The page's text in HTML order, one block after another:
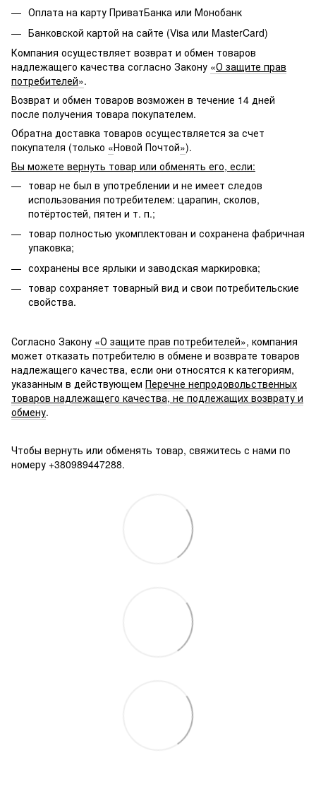
Оплата на карту ПриватБанка или Монобанк
Банковской картой на сайте (Visa или MasterCard)
Компания осуществляет возврат и обмен товаров
надлежащего качества согласно Закону «О защите прав
потребителей».
Возврат и обмен товаров возможен в течение 14 дней
после получения товара покупателем.
Обратна доставка товаров осуществляется за счет
покупателя (только «Новой Почтой»).
Вы можете вернуть товар или обменять его, если:
товар не был в употреблении и не имеет следов
использования потребителем: царапин, сколов,
потёртостей, пятен и т. п.;
товар полностью укомплектован и сохранена фабричная
упаковка;
сохранены все ярлыки и заводская маркировка;
товар сохраняет товарный вид и свои потребительские
свойства.
Согласно Закону «О защите прав потребителей», компания
может отказать потребителю в обмене и возврате товаров
надлежащего качества, если они относятся к категориям,
указанным в действующем Перечне непродовольственных
товаров надлежащего качества, не подлежащих возврату и
обмену.
Чтобы вернуть или обменять товар, свяжитесь с нами по
номеру +380989447288.